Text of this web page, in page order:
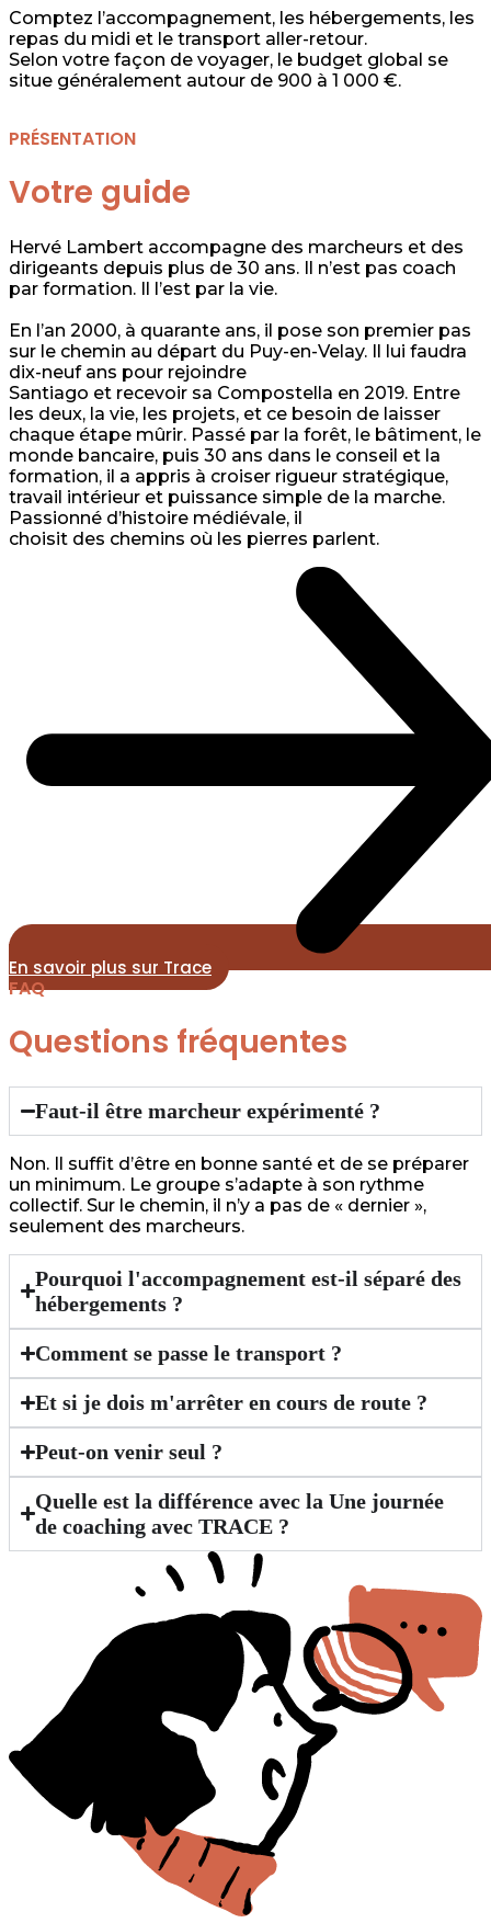
Comptez l’accompagnement, les hébergements, les
repas du midi et le transport aller-retour.
Selon votre façon de voyager, le budget global se
situe généralement autour de 900 à 1 000 €.
PRÉSENTATION
Votre guide
Hervé Lambert accompagne des marcheurs et des
dirigeants depuis plus de 30 ans. Il n’est pas coach
par formation. Il l’est par la vie.
En l’an 2000, à quarante ans, il pose son premier pas
sur le chemin au départ du Puy-en-Velay. Il lui faudra
dix-neuf ans pour rejoindre
Santiago et recevoir sa Compostella en 2019. Entre
les deux, la vie, les projets, et ce besoin de laisser
chaque étape mûrir. Passé par la forêt, le bâtiment, le
monde bancaire, puis 30 ans dans le conseil et la
formation, il a appris à croiser rigueur stratégique,
travail intérieur et puissance simple de la marche.
Passionné d’histoire médiévale, il
choisit des chemins où les pierres parlent.
En savoir plus sur Trace
FAQ
Questions fréquentes
Faut-il être marcheur expérimenté ?
Non. Il suffit d’être en bonne santé et de se préparer
un minimum. Le groupe s’adapte à son rythme
collectif. Sur le chemin, il n’y a pas de « dernier »,
seulement des marcheurs.
Pourquoi l'accompagnement est-il séparé des
hébergements ?
Comment se passe le transport ?
Et si je dois m'arrêter en cours de route ?
Peut-on venir seul ?
Quelle est la différence avec la Une journée
de coaching avec TRACE ?